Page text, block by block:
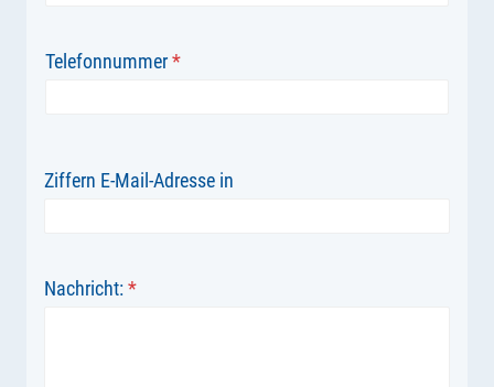
Telefonnummer*
Ziffern E-Mail-Adresse in
Nachricht:*